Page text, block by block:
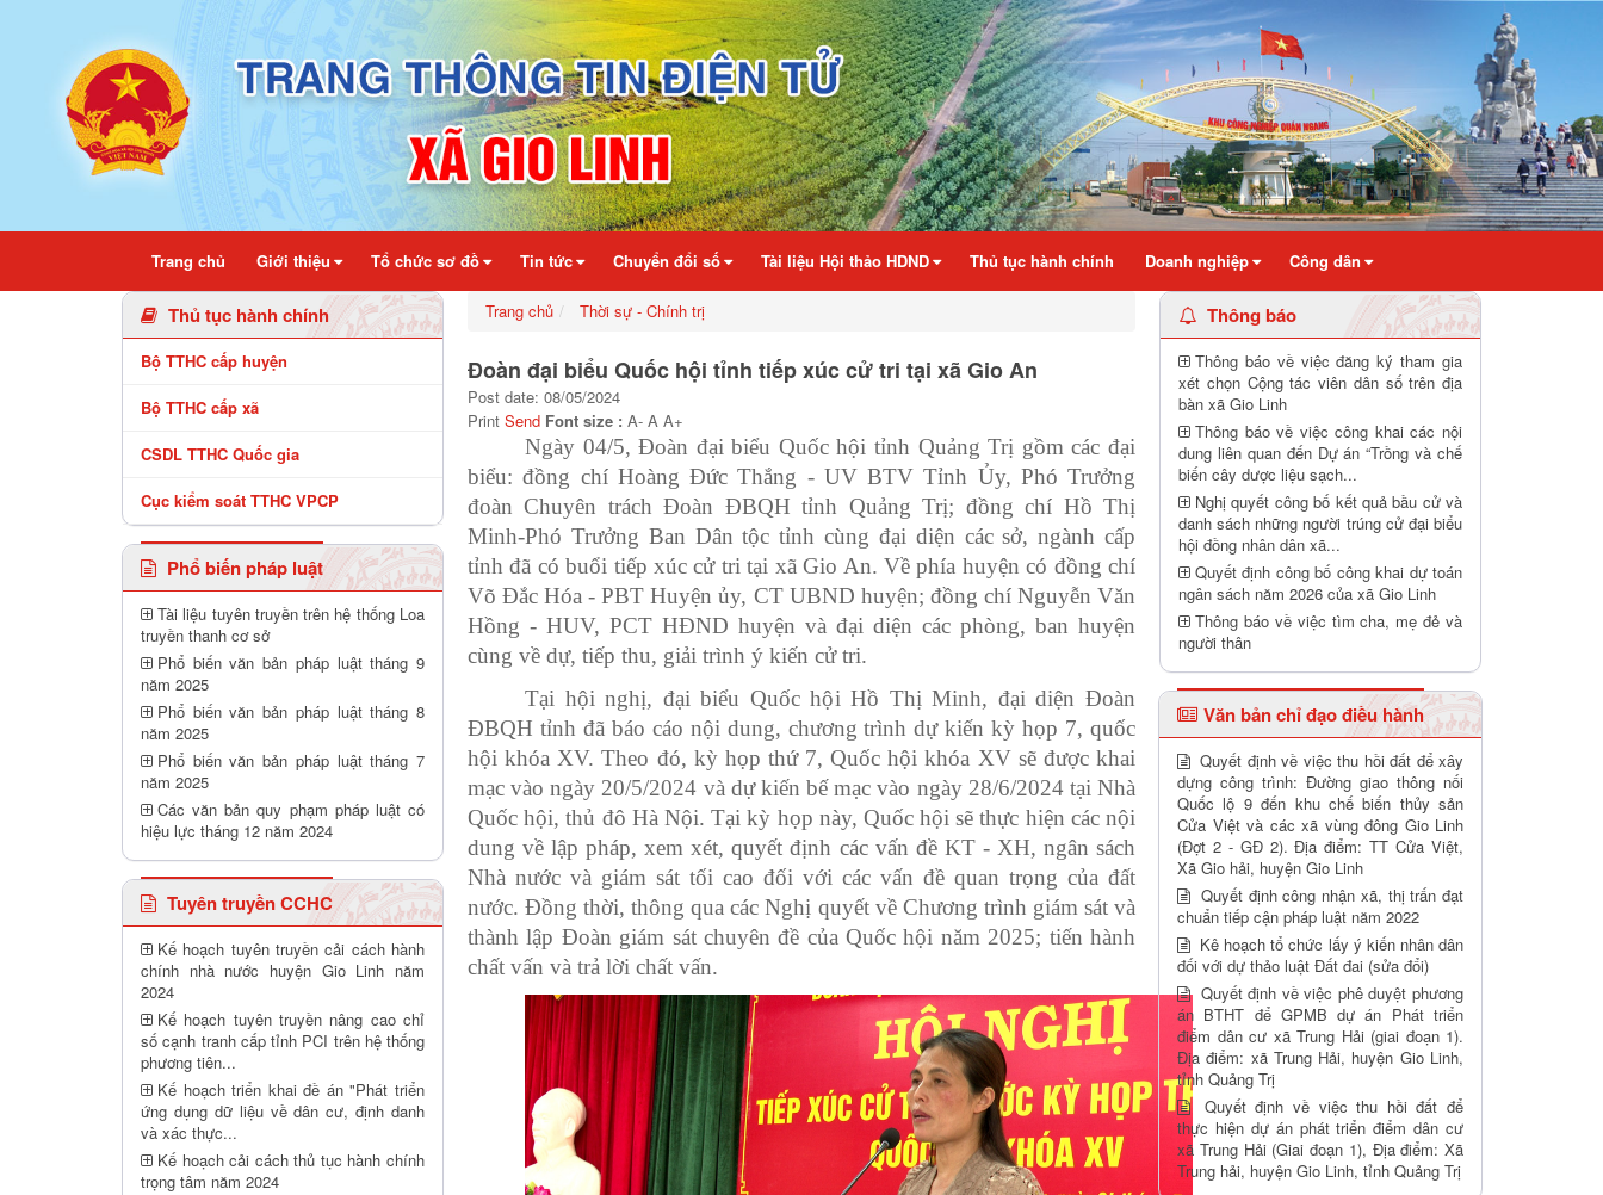
Chi tiết bài viết - Xã Gio Linh
Trang chủ Giới thiệu Tổ chức sơ đồ Tin tức Chuyển đổi số Tài liệu Hội thảo HDND Thủ tục hành chính Doanh nghiệp Công dân
Thủ tục hành chính
Bộ TTHC cấp huyện
Bộ TTHC cấp xã
CSDL TTHC Quốc gia
Cục kiểm soát TTHC VPCP
Phổ biến pháp luật
Tài liệu tuyên truyền trên hệ thống Loa
truyền thanh cơ sở
Phổ biến văn bản pháp luật tháng 9
năm 2025
Phổ biến văn bản pháp luật tháng 8
năm 2025
Phổ biến văn bản pháp luật tháng 7
năm 2025
Các văn bản quy phạm pháp luật có
hiệu lực tháng 12 năm 2024
Tuyên truyền CCHC
Kế hoạch tuyên truyền cải cách hành
chính nhà nước huyện Gio Linh năm
2024
Kế hoạch tuyên truyền nâng cao chỉ
số cạnh tranh cấp tỉnh PCI trên hệ thống
phương tiên...
Kế hoạch triển khai đề án "Phát triển
ứng dụng dữ liệu về dân cư, định danh
và xác thực...
Kế hoạch cải cách thủ tục hành chính
trọng tâm năm 2024
Trang chủ Thời sự - Chính trị
Đoàn đại biểu Quốc hội tỉnh tiếp xúc cử tri tại xã Gio An
Post date: 08/05/2024
Print Send Font size : A- A A+
Ngày 04/5, Đoàn đại biểu Quốc hội tỉnh Quảng Trị gồm các đại
biểu: đồng chí Hoàng Đức Thắng - UV BTV Tỉnh Ủy, Phó Trưởng
đoàn Chuyên trách Đoàn ĐBQH tỉnh Quảng Trị; đồng chí Hồ Thị
Minh-Phó Trưởng Ban Dân tộc tỉnh cùng đại diện các sở, ngành cấp
tỉnh đã có buổi tiếp xúc cử tri tại xã Gio An. Về phía huyện có đồng chí
Võ Đắc Hóa - PBT Huyện ủy, CT UBND huyện; đồng chí Nguyễn Văn
Hồng - HUV, PCT HĐND huyện và đại diện các phòng, ban huyện
cùng về dự, tiếp thu, giải trình ý kiến cử tri.
Tại hội nghị, đại biểu Quốc hội Hồ Thị Minh, đại diện Đoàn
ĐBQH tỉnh đã báo cáo nội dung, chương trình dự kiến kỳ họp 7, quốc
hội khóa XV. Theo đó, kỳ họp thứ 7, Quốc hội khóa XV sẽ được khai
mạc vào ngày 20/5/2024 và dự kiến bế mạc vào ngày 28/6/2024 tại Nhà
Quốc hội, thủ đô Hà Nội. Tại kỳ họp này, Quốc hội sẽ thực hiện các nội
dung về lập pháp, xem xét, quyết định các vấn đề KT - XH, ngân sách
Nhà nước và giám sát tối cao đối với các vấn đề quan trọng của đất
nước. Đồng thời, thông qua các Nghị quyết về Chương trình giám sát và
thành lập Đoàn giám sát chuyên đề của Quốc hội năm 2025; tiến hành
chất vấn và trả lời chất vấn.
Thông báo
Thông báo về việc đăng ký tham gia
xét chọn Cộng tác viên dân số trên địa
bàn xã Gio Linh
Thông báo về việc công khai các nội
dung liên quan đến Dự án “Trồng và chế
biến cây dược liệu sạch...
Nghị quyết công bố kết quả bầu cử và
danh sách những người trúng cử đại biểu
hội đồng nhân dân xã...
Quyết định công bố công khai dự toán
ngân sách năm 2026 của xã Gio Linh
Thông báo về việc tìm cha, mẹ đẻ và
người thân
Văn bản chỉ đạo điều hành
Quyết định về việc thu hồi đất để xây
dựng công trình: Đường giao thông nối
Quốc lộ 9 đến khu chế biến thủy sản
Cửa Việt và các xã vùng đông Gio Linh
(Đợt 2 - GĐ 2). Địa điểm: TT Cửa Việt,
Xã Gio hải, huyện Gio Linh
Quyết định công nhận xã, thị trấn đạt
chuẩn tiếp cận pháp luật năm 2022
Kê hoạch tổ chức lấy ý kiến nhân dân
đối với dự thảo luật Đất đai (sửa đổi)
Quyết định về việc phê duyệt phương
án BTHT để GPMB dự án Phát triển
điểm dân cư xã Trung Hải (giai đoạn 1).
Địa điểm: xã Trung Hải, huyện Gio Linh,
tỉnh Quảng Trị
Quyết định về việc thu hồi đất để
thực hiện dự án phát triển điểm dân cư
xã Trung Hải (Giai đoạn 1), Địa điểm: Xã
Trung hải, huyện Gio Linh, tỉnh Quảng Trị